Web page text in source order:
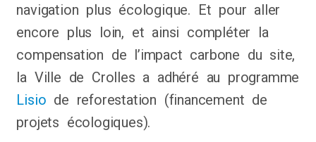
navigation plus écologique. Et pour aller
encore plus loin, et ainsi compléter la
compensation de l’impact carbone du site,
la Ville de Crolles a adhéré au programme
Lisio de reforestation (financement de
projets écologiques).